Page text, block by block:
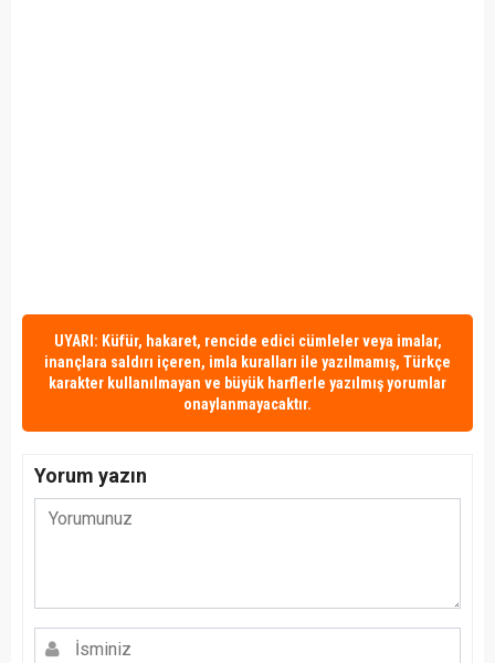
UYARI: Küfür, hakaret, rencide edici cümleler veya imalar,
inançlara saldırı içeren, imla kuralları ile yazılmamış, Türkçe
karakter kullanılmayan ve büyük harflerle yazılmış yorumlar
onaylanmayacaktır.
Yorum yazın